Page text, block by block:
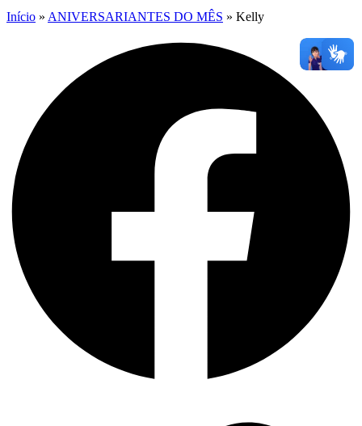
Início » ANIVERSARIANTES DO MÊS » Kelly